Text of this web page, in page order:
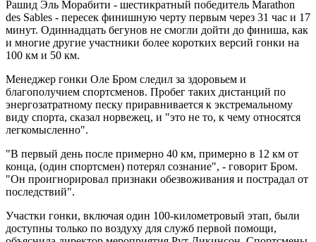
Рашид Эль Морабити - шестикратный победитель Marathon
des Sables - пересек финишную черту первым через 31 час и 17
минут. Одиннадцать бегунов не смогли дойти до финиша, как
и многие другие участники более коротких версий гонки на
100 км и 50 км.
Менеджер гонки Оле Бром следил за здоровьем и
благополучием спортсменов. Пробег таких дистанций по
энергозатратному песку приравнивается к экстремальному
виду спорта, сказал норвежец, и "это не то, к чему относятся
легкомысленно".
"В первый день после примерно 40 км, примерно в 12 км от
конца, (один спортсмен) потерял сознание", - говорит Бром.
"Он проигнорировал признаки обезвоживания и пострадал от
последствий".
Участки гонки, включая один 100-километровый этап, были
доступны только по воздуху для служб первой помощи,